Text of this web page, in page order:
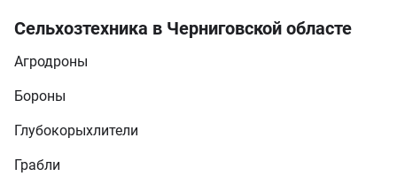
Сельхозтехника в Черниговской областе
Агродроны
Бороны
Глубокорыхлители
Грабли